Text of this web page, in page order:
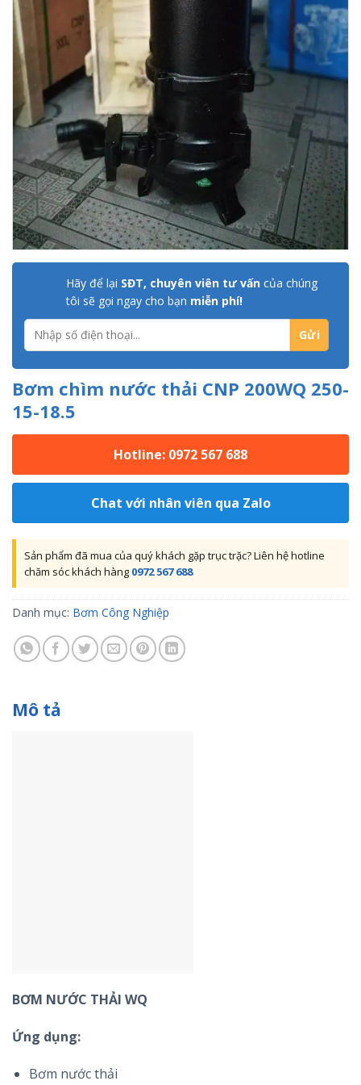
Hãy để lại SĐT, chuyên viên tư vấn của chúng
tôi sẽ gọi ngay cho bạn miễn phí!
Bơm chìm nước thải CNP 200WQ 250-
15-18.5
Hotline: 0972 567 688
Chat với nhân viên qua Zalo
Sản phẩm đã mua của quý khách gặp trục trặc? Liên hệ hotline
chăm sóc khách hàng 0972 567 688
Danh mục: Bơm Công Nghiệp
Mô tả
BƠM NƯỚC THẢI WQ
Ứng dụng:
Bơm nước thải